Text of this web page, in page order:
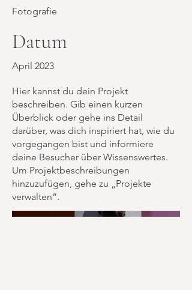
Fotografie
Datum
April 2023
Hier kannst du dein Projekt
beschreiben. Gib einen kurzen
Überblick oder gehe ins Detail
darüber, was dich inspiriert hat, wie du
vorgegangen bist und informiere
deine Besucher über Wissenswertes.
Um Projektbeschreibungen
hinzuzufügen, gehe zu „Projekte
verwalten“.